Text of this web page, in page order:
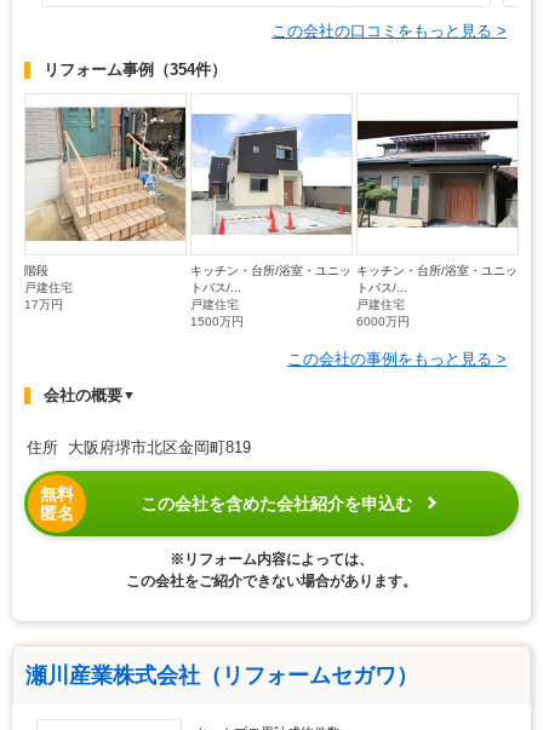
この会社の口コミをもっと見る >
リフォーム事例 （354件）
階段
戸建住宅
17万円
キッチン・台所/浴室・ユニッ
トバス/...
戸建住宅
1500万円
キッチン・台所/浴室・ユニッ
トバス/...
戸建住宅
6000万円
この会社の事例をもっと見る >
会社の概要▼
住所 大阪府堺市北区金岡町819
無料
匿名
この会社を含めた会社紹介を申込む
※リフォーム内容によっては、
この会社をご紹介できない場合があります。
瀬川産業株式会社（リフォームセガワ）